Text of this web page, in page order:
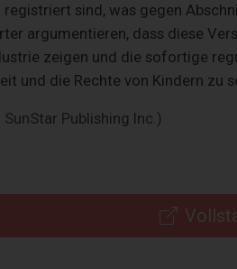
registriert sind, was gegen
argumentieren, dass diese
zeigen und die sofortige
und die Rechte von Kindern zu
Publishing Inc.)